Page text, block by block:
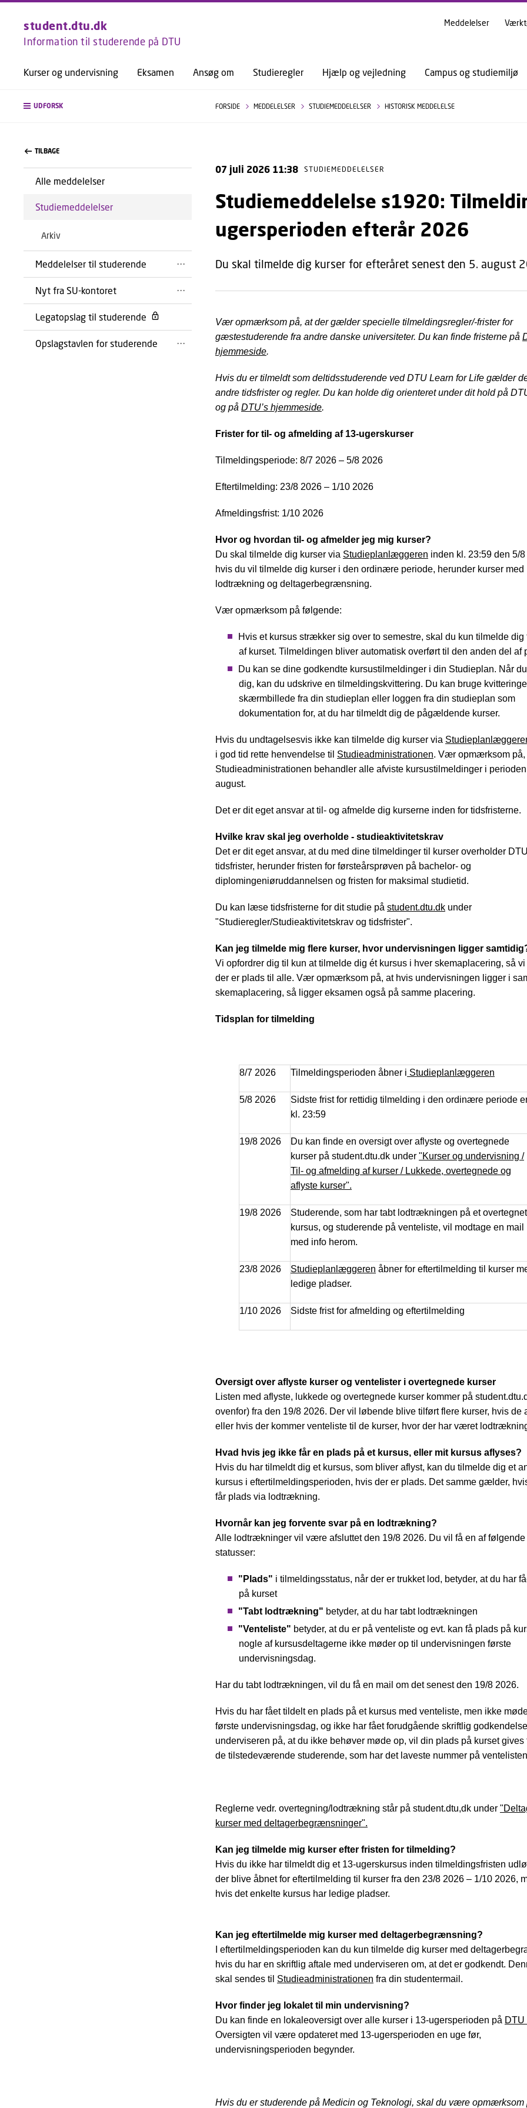
GÅ TIL PRIMÆRT INDHOLD (TRYK ENTER).
student.dtu.dk
Information til studerende på DTU
Kurser og undervisning Eksamen Ansøg om Studieregler Hjælp og vejledning Campus og studiemiljø
Meddelelser
UDFORSK FORSIDE MEDDELELSER STUDIEMEDDELELSER HISTORISK MEDDELELSE
TILBAGE
Alle meddelelser
Studiemeddelelser
Arkiv
Meddelelser til studerende
Nyt fra SU-kontoret
Legatopslag til studerende
Opslagstavlen for studerende
07 juli 2026 11:38 STUDIEMEDDELELSER
Studiemeddelelse s1920:
ugersperioden efterår 2026
Du skal tilmelde dig kurser for efteråret senest den 5. august
Vær opmærksom på, at der gælder specielle tilmeldingsregler/-frister for
gæstestuderende fra andre danske universiteter. Du kan finde fristerne på
hjemmeside.
Hvis du er tilmeldt som deltidsstuderende ved DTU Learn for Life gælder
andre tidsfrister og regler. Du kan holde dig orienteret under dit hold på
og på DTU’s hjemmeside.
Frister for til- og afmelding af 13-ugerskurser
Tilmeldingsperiode: 8/7 2026 – 5/8 2026
Eftertilmelding: 23/8 2026 – 1/10 2026
Afmeldingsfrist: 1/10 2026
Hvor og hvordan til- og afmelder jeg mig kurser?
Du skal tilmelde dig kurser via Studieplanlæggeren inden kl. 23:59 den 5/
hvis du vil tilmelde dig kurser i den ordinære periode, herunder kurser med
lodtrækning og deltagerbegrænsning.
Vær opmærksom på følgende:
Hvis et kursus strækker sig over to semestre, skal du kun tilmelde dig
af kurset. Tilmeldingen bliver automatisk overført til den anden del af
Du kan se dine godkendte kursustilmeldinger i din Studieplan. Når
dig, kan du udskrive en tilmeldingskvittering. Du kan bruge
skærmbillede fra din studieplan eller loggen fra din studieplan som
dokumentation for, at du har tilmeldt dig de pågældende kurser.
Hvis du undtagelsesvis ikke kan tilmelde dig kurser via
i god tid rette henvendelse til Studieadministrationen. Vær opmærksom på,
Studieadministrationen behandler alle afviste kursustilmeldinger i
august.
Det er dit eget ansvar at til- og afmelde dig kurserne inden for tidsfristerne.
Hvilke krav skal jeg overholde - studieaktivitetskrav
Det er dit eget ansvar, at du med dine tilmeldinger til kurser overholder
tidsfrister, herunder fristen for førsteårsprøven på bachelor- og
diplomingeniøruddannelsen og fristen for maksimal studietid.
Du kan læse tidsfristerne for dit studie på student.dtu.dkunder
"Studieregler/Studieaktivitetskrav og tidsfrister".
Kan jeg tilmelde mig flere kurser, hvor undervisningen ligger
Vi opfordrer dig til kun at tilmelde dig ét kursus i hver skemaplacering, så vi
der er plads til alle. Vær opmærksom på, at hvis undervisningen ligger i
skemaplacering, så ligger eksamen også på samme placering.
Tidsplan for tilmelding
8/7 2026 Tilmeldingsperioden åbner i Studieplanlæggeren
5/8 2026
Sidste frist for rettidig tilmelding i den ordinære periode
kl. 23:59
19/8 2026
Du kan finde en oversigt over aflyste og overtegnede
kurser på student.dtu.dk under "Kurser og undervisning /
Til- og afmelding af kurser / Lukkede, overtegnede og
aflyste kurser".
19/8 2026
Studerende, som har tabt lodtrækningen på et overtegnet
kursus, og studerende på venteliste, vil modtage en mail
med info herom.
23/8 2026 Studieplanlæggeren åbner for eftertilmelding til kurser
ledige pladser.
1/10 2026 Sidste frist for afmelding og eftertilmelding
Oversigt over aflyste kurser og ventelister i overtegnede kurser
Listen med aflyste, lukkede og overtegnede kurser kommer på
ovenfor) fra den 19/8 2026. Der vil løbende blive tilført flere kurser, hvis de
eller hvis der kommerventeliste til de kurser, hvor der har været
Hvad hvis jeg ikke får en plads på et kursus, eller mit kursus aflyses?
Hvis du har tilmeldt dig et kursus, som bliver aflyst, kan du tilmelde dig et
kursus i eftertilmeldingsperioden, hvis der er plads. Det samme gælder,
får plads via lodtrækning.
Hvornår kan jeg forvente svar på en lodtrækning?
Alle lodtrækninger vil være afsluttet den 19/8 2026. Du vil få en af følgende
statusser:
"Plads" i tilmeldingsstatus, når der er trukket lod, betyder, at du har
på kurset
"Tabt lodtrækning" betyder, at du har tabt lodtrækningen
"Venteliste" betyder, at du er på venteliste og evt. kan få plads på
nogle af kursusdeltagerne ikke møder op til undervisningen første
undervisningsdag.
Har du tabt lodtrækningen, vil du få en mail om det senest den 19/8 2026.
Hvis du har fået tildelt en plads på et kursus med venteliste, men ikke
første undervisningsdag, og ikke har fået forudgående skriftlig
underviseren på, at du ikke behøver møde op, vil din plads på kurset gives
de tilstedevæ­rende studerende, som har det laveste nummer på
Reglerne vedr. overtegning/lodtrækning står på student.dtu,dk under
kurser med deltagerbegrænsninger".
Kan jeg tilmelde mig kurser efter fristen for tilmelding?
Hvis du ikke har tilmeldt dig et 13-ugerskursus inden tilmeldingsfristen
der blive åbnet for eftertilmelding til kurser fra den 23/8 2026 – 1/10 2026,
hvis det enkelte kursus har ledige pladser.
Kan jeg eftertilmelde mig kurser med deltagerbegrænsning?
I eftertilmeldingsperioden kan du kun tilmelde dig kurser med
hvis du har en skriftlig aftale med underviseren om, at det er godkendt.
skal sendes til Studieadministrationen fra din studentermail.
Hvor finder jeg lokalet til min undervisning?
Du kan finde en lokaleoversigt over alle kurser i 13-ugersperioden på DTU
Oversigten vil være opdateret med 13-ugersperioden en uge før,
undervisningsperioden begynder.
Hvis du er studerende på Medicin og Teknologi, skal du være opmærksom